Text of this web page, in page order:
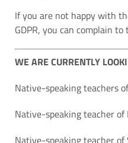
If you are not happy with
GDPR, you can complain
WE ARE CURRENTLY
Native-speaking teachers
Native-speaking teacher
Native-speaking teacher